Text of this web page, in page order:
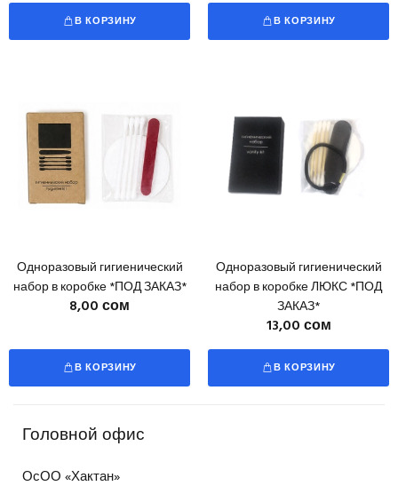
В КОРЗИНУ В КОРЗИНУ
Одноразовый гигиенический
набор в коробке *ПОД ЗАКАЗ*
8,00 сом
В КОРЗИНУ
Одноразовый гигиенический
набор в коробке ЛЮКС *ПОД
ЗАКАЗ*
13,00 сом
В КОРЗИНУ
Головной офис
ОсОО «Хактан»